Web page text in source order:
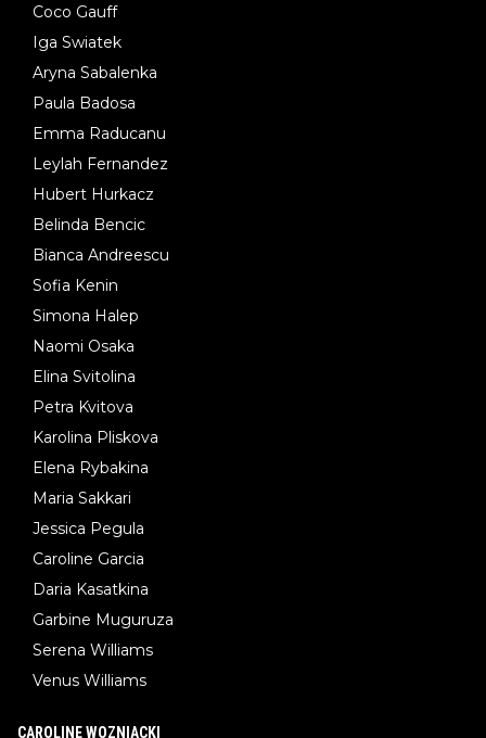
Coco Gauff
Iga Swiatek
Aryna Sabalenka
Paula Badosa
Emma Raducanu
Leylah Fernandez
Hubert Hurkacz
Belinda Bencic
Bianca Andreescu
Sofia Kenin
Simona Halep
Naomi Osaka
Elina Svitolina
Petra Kvitova
Karolina Pliskova
Elena Rybakina
Maria Sakkari
Jessica Pegula
Caroline Garcia
Daria Kasatkina
Garbine Muguruza
Serena Williams
Venus Williams
CAROLINE WOZNIACKI